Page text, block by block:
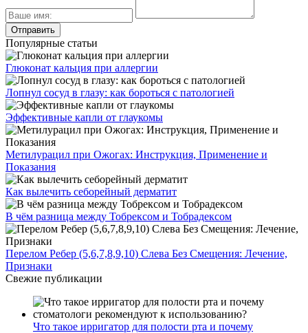
Популярные статьи
Глюконат кальция при аллергии
Лопнул сосуд в глазу: как бороться с патологией
Эффективные капли от глаукомы
Метилурацил при Ожогах: Инструкция, Применение и
Показания
Как вылечить себорейный дерматит
В чём разница между Тобрексом и Тобрадексом
Перелом Ребер (5,6,7,8,9,10) Слева Без Смещения: Лечение,
Признаки
Свежие публикации
Что такое ирригатор для полости рта и почему